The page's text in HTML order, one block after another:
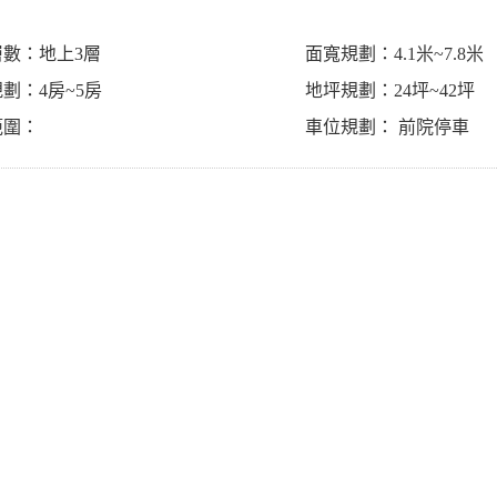
：地上3層
面寬規劃：4.1米~7.8米
：4房~5房
地坪規劃：24坪~42坪
：
車位規劃： 前院停車